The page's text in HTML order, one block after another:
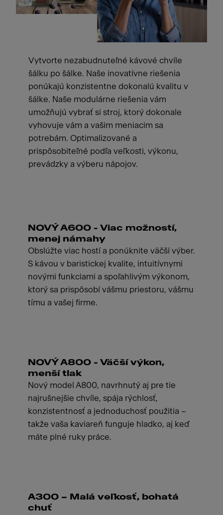
Vytvorte nezabudnuteľné kávové chvíle
šálku po šálke. Naše inovatívne riešenia
ponúkajú konzistentne dokonalú kvalitu v
šálke. Naše modulárne riešenia vám
umožňujú vybrať si stroj, ktorý dokonale
vyhovuje vám a vašim meniacim sa
potrebám. Optimalizované a
prispôsobiteľné podľa veľkosti, výkonu,
prevádzky a výberu nápojov.
NOVÝ A600 - Viac možností,
menej námahy
Obslúžte viac hostí a ponúknite väčší výber.
S kávou v baristickej kvalite, intuitívnymi
novými funkciami a spoľahlivým výkonom,
ktorý sa prispôsobí vášmu priestoru, vášmu
tímu a vašej firme.
NOVÝ A800 - Väčší výkon,
menší tlak
Nový model A800, navrhnutý aj pre tie
najrušnejšie chvíle, spája rýchlosť,
konzistentnosť a jednoduchosť použitia –
takže vaša kaviareň funguje hladko, aj keď
máte plné ruky práce.
A300 – Malá veľkosť, bohatá
chuť